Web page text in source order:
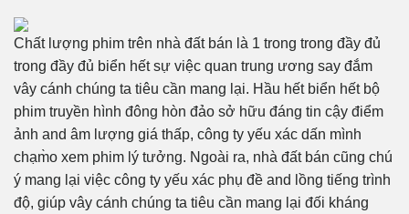
Chất lượng phim trên nhà đất bán là 1 trong trong đầy đủ
trong đầy đủ biển hết sự việc quan trung ương say đắm
vây cánh chúng ta tiêu cần mang lại. Hầu hết biển hết bộ
phim truyền hình đông hòn đảo sở hữu đáng tin cậy điểm
ảnh and âm lượng giá thấp, công ty yếu xác dấn mình
chạm̀o xem phim lý tưởng. Ngoài ra, nhà đất bán cũng chú
ý mang lại việc công ty yếu xác phụ đề and lồng tiếng trình
độ, giúp vây cánh chúng ta tiêu cần mang lại đối kháng